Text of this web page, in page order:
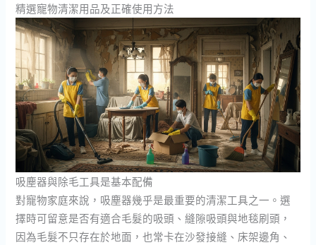
精選寵物清潔用品及正確使用方法
吸塵器與除毛工具是基本配備
對寵物家庭來說，吸塵器幾乎是最重要的清潔工具之一。選
擇時可留意是否有適合毛髮的吸頭、縫隙吸頭與地毯刷頭，
因為毛髮不只存在於地面，也常卡在沙發接縫、床架邊角、